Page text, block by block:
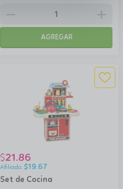
remove add
AGREGAR
Set de Cocina
$21.86
$19.67